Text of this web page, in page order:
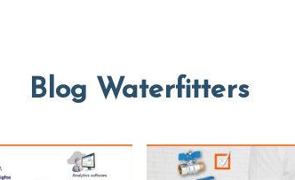
Blog Waterfitters